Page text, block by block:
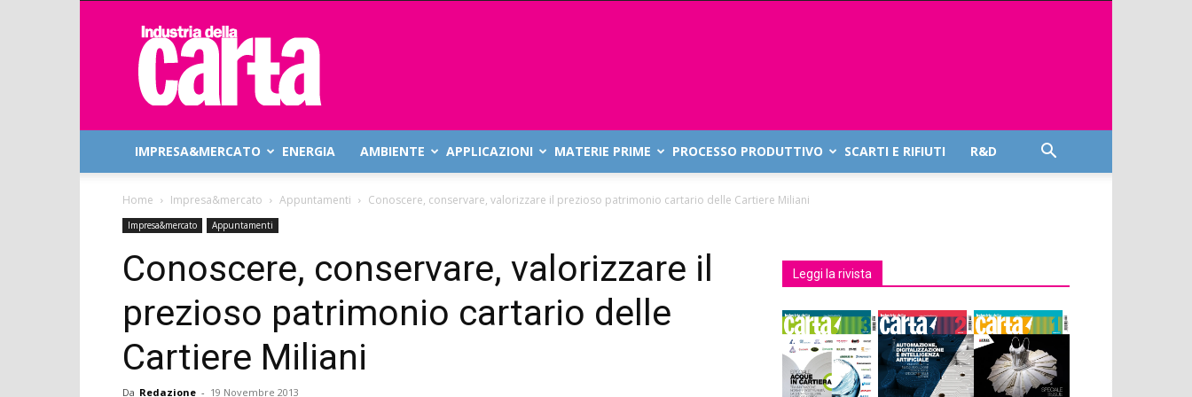
Industria
della
Carta
IMPRESA&MERCATO ENERGIA AMBIENTE APPLICAZIONI MATERIE PRIME PROCESSO PRODUTTIVO SCARTI E RIFIUTI R&D
Home Impresa&mercato Appuntamenti Conoscere, conservare, valorizzare il prezioso patrimonio cartario delle Cartiere Miliani
Impresa&mercato Appuntamenti
Conoscere, conservare, valorizzare il
prezioso patrimonio cartario delle
Cartiere Miliani
Da Redazione - 19 Novembre 2013
Leggi la rivista